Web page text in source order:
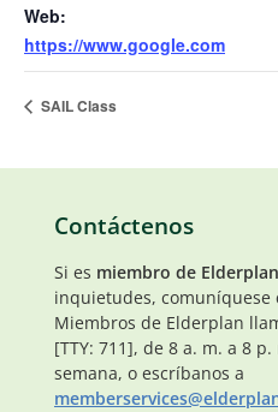
Web:
https://www.google.com
SAIL Class
Contáctenos
Si es miembro de Elderplan
inquietudes, comuníquese
Miembros de Elderplan
[TTY: 711], de 8 a. m. a 8
semana, o escríbanos a